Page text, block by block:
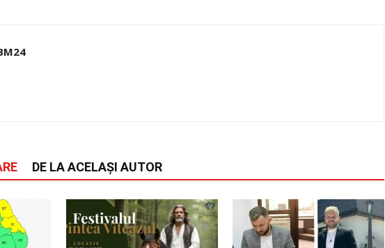
DE LA ACELAȘI AUTOR